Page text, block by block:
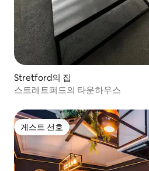
Stretford의 집
스트레트퍼드의 타운하우스
게스트 선호
게스트 선호